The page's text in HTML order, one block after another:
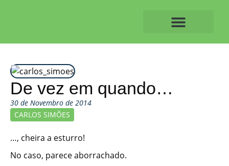
De vez em quando…
30 de Novembro de 2014
CARLOS SIMÕES
…, cheira a esturro!
No caso, parece aborrachado.